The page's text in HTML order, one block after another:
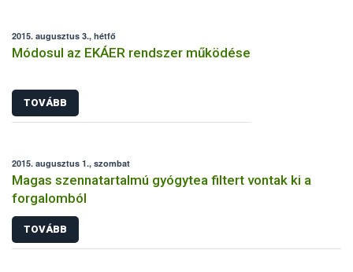
2015. augusztus 3., hétfő
Módosul az EKÁER rendszer működése
TOVÁBB
2015. augusztus 1., szombat
Magas szennatartalmú gyógytea filtert vontak ki a
forgalomból
TOVÁBB